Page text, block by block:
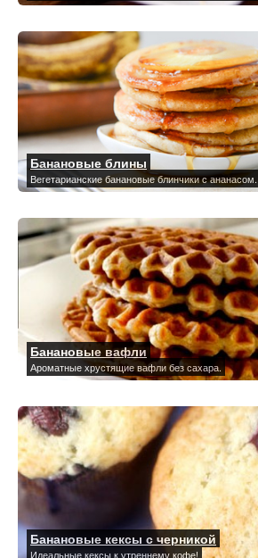
Банановые блины
Вегетарианские банановые блинчики с ананасом.
Банановые вафли
Ароматные хрустящие вафли без сахара.
Банановые кексы с черникой
Идеальные кексы к утреннему кофе!